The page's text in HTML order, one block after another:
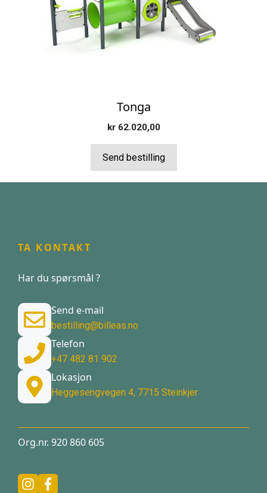
Tonga
kr62.020,00
Send bestilling
TA KONTAKT
Har du spørsmål ?
Send e-mail
bestilling@billeas.no
Telefon
+47 482 81 902
Lokasjon
Heggesengvegen 4, 7715 Steinkjer
Org.nr. 920 860 605